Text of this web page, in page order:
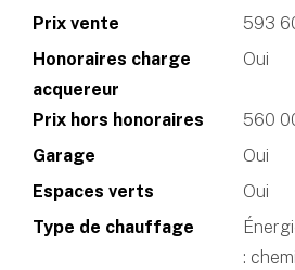
Prix vente
593
Honoraires charge
acquereur
Oui
Prix hors honoraires
560
Garage
Oui
Espaces verts
Oui
Type de chauffage
: